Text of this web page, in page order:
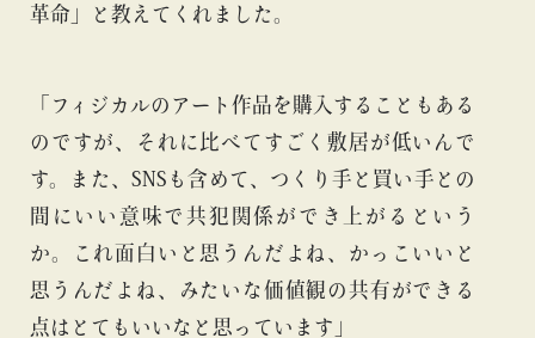
革命」と教えてくれました。
「フィジカルのアート作品を購入することもある
のですが、それに比べてすごく敷居が低いんで
す。また、SNSも含めて、つくり手と買い手との
間にいい意味で共犯関係ができ上がるという
か。これ面白いと思うんだよね、かっこいいと
思うんだよね、みたいな価値観の共有ができる
点はとてもいいなと思っています」